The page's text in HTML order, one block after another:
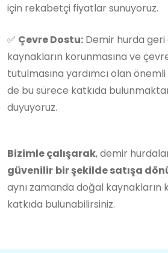
için rekabetçi fiyatlar sunuyoruz.
✅ Çevre Dostu: Demir hurda geri
kaynakların korunmasına ve
tutulmasına yardımcı olan
de bu sürece katkıda
duyuyoruz.
Bizimle çalışarak, demir
güvenilir bir şekilde satışa
aynı zamanda doğal kaynakların
katkıda bulunabilirsiniz.